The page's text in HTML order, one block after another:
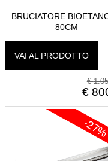
BRUCIATORE
80CM
VAI AL PRODOTTO
€
€
-